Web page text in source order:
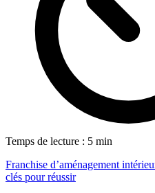
Temps de lecture : 5 min
Franchise d’aménagement
clés pour réussir